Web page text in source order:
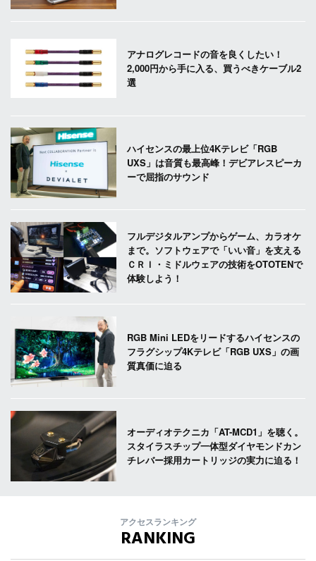
アナログレコードの音を良くしたい！
2,000円から手に入る、買うべきケーブル2
選
ハイセンスの最上位4Kテレビ「RGB
UXS」は音質も最高峰！デビアレスピーカ
ーで屈指のサウンド
フルデジタルアンプからゲーム、カラオケ
まで。ソフトウェアで「いい音」を支える
ＣＲＩ・ミドルウェアの技術をOTOTENで
体験しよう！
RGB Mini LEDをリードするハイセンスの
フラグシップ4Kテレビ「RGB UXS」の画
質真価に迫る
オーディオテクニカ「AT-MCD1」を聴く。
スタイラスチップ一体型ダイヤモンドカン
チレバー採用カートリッジの実力に迫る！
アクセスランキング
RANKING